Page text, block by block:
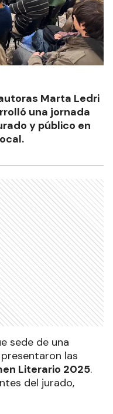
Marta Ledri
una jornada
y público en
sede de una
las
Literario 2025.
del jurado,